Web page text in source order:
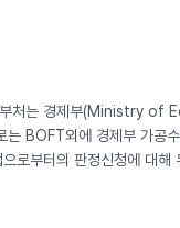
부처는 경제부(Ministry
는 BOFT외에 경제부 가공
로부터의 판정신청에 대